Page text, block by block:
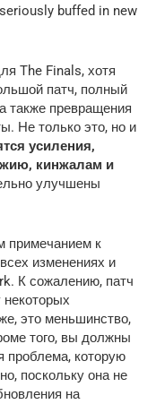
The Finals, хотя
патч, полный
также превращения
Не только это, но и
усиления,
кинжалам и
улучшены
примечанием к
изменениях и
К сожалению, патч
это меньшинство,
того, вы должны
проблема, которую
поскольку она не
на